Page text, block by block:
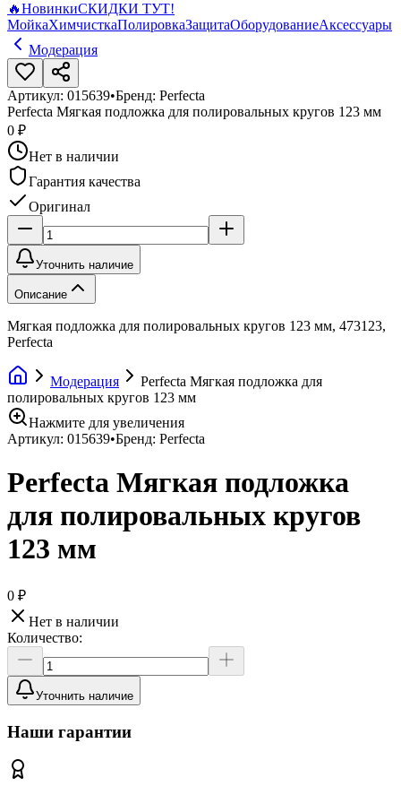
🔥НовинкиСКИДКИ ТУТ!
МойкаХимчисткаПолировкаЗащитаОборудованиеАксессуары
Модерация
Артикул: 015639•Бренд: Perfecta
Perfecta Мягкая подложка для полировальных кругов 123 мм
0 ₽
Нет в наличии
Гарантия качества
Оригинал
Уточнить наличие
Описание
Мягкая подложка для полировальных кругов 123 мм, 473123,
Perfecta
Модерация
Perfecta Мягкая подложка для
полировальных кругов 123 мм
Нажмите для увеличения
Артикул: 015639•Бренд: Perfecta
Perfecta Мягкая подложка
для полировальных кругов
123 мм
0 ₽
Нет в наличии
Количество:
Уточнить наличие
Наши гарантии